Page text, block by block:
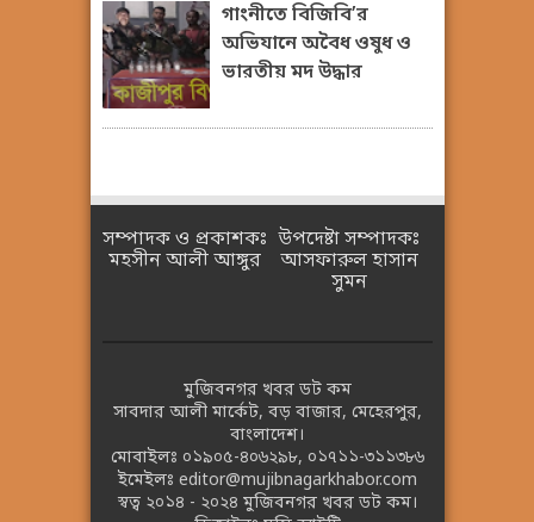
গাংনীতে বিজিবি’র
অভিযানে অবৈধ ওষুধ ও
ভারতীয় মদ উদ্ধার
সম্পাদক ও প্রকাশকঃ
মহসীন আলী আঙ্গুর
উপদেষ্টা সম্পাদকঃ
আসফারুল হাসান
সুমন
মুজিবনগর খবর ডট কম
সাবদার আলী মার্কেট, বড় বাজার, মেহেরপুর,
বাংলাদেশ।
মোবাইলঃ ০১৯০৫-৪০৬২৯৮, ০১৭১১-৩১১৩৮৬
ইমেইলঃ editor@mujibnagarkhabor.com
স্বত্ব ২০১৪ - ২০২৪ মুজিবনগর খবর ডট কম।